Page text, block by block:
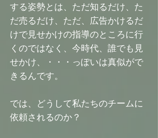
する姿勢とは、ただ知るだけ、た
だ売るだけ、ただ、広告かけるだ
けで見せかけの指導のところに行
くのではなく、今時代、誰でも見
せかけ、・・・っぽいは真似がで
きるんです。
では、どうして私たちのチームに
依頼されるのか？